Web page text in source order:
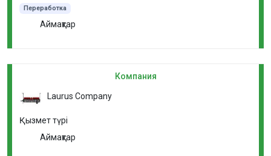
Переработка
Аймақтар
Компания
Laurus Company
Қызмет түрі
Аймақтар